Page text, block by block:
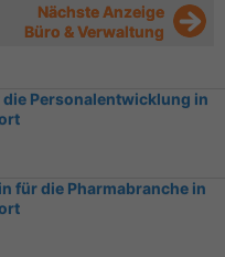
Nächste Anzeige
Büro & Verwaltung
Personalentwicklung in
für die Pharmabranche in